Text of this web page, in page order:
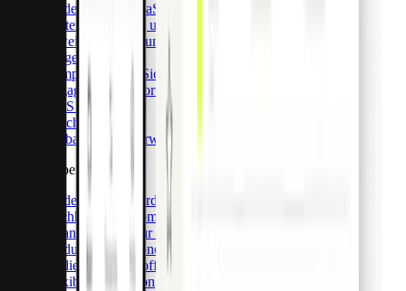
Entdecken Sie CaaS & BaaS
Kartenausstellung und -verwaltung
Erweiterte Datenfunktionen
Vorgefertigte UI
Compliance und Sicherheit
Engagierter Support
CaaS API
Geschäftskonten
Globale Banküberweisungen
Card & Spend OS
Entdecken Sie Card & Spend OS
Buchhaltungsautomatisierung und Integrationen
Finanzinfrastruktur der nächsten Generation
Modulare Funktionen & maßgeschneiderte Anpassung
Skalierbare Backoffice-Tools
Flexible Integration